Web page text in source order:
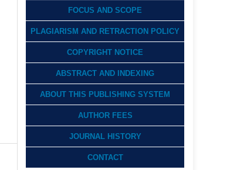
FOCUS AND SCOPE
PLAGIARISM AND RETRACTION POLICY
COPYRIGHT NOTICE
ABSTRACT AND INDEXING
ABOUT THIS PUBLISHING SYSTEM
AUTHOR FEES
JOURNAL HISTORY
CONTACT